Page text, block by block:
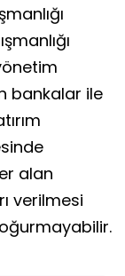
bankalar ile
alan
verilmesi